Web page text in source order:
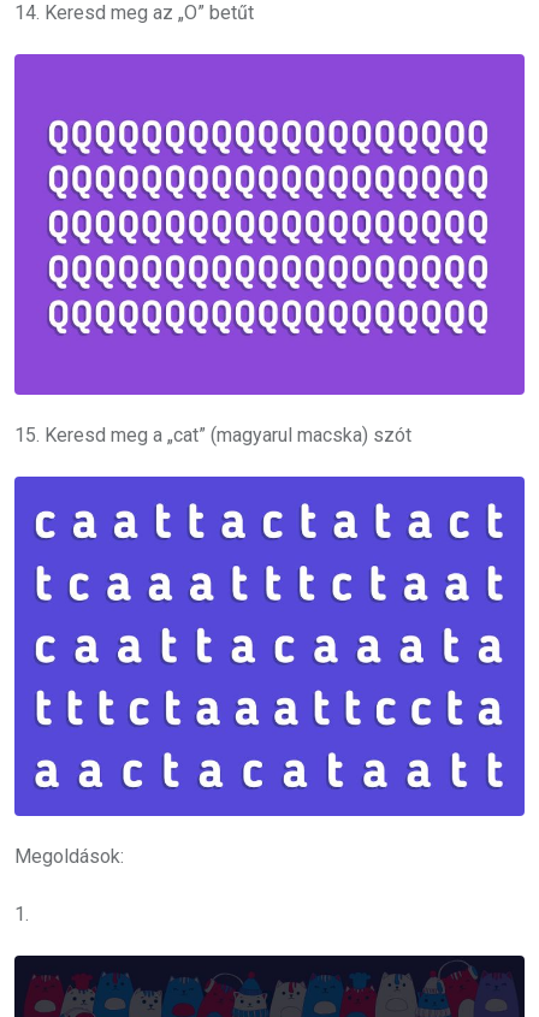
14. Keresd meg az „O” betűt
15. Keresd meg a „cat” (magyarul macska) szót
Megoldások:
1.